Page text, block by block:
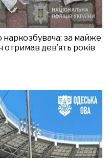
наркозбувача: за майже
отримав дев’ять років